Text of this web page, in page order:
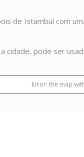
de Istambul com
cidade, pode ser
Error: the map